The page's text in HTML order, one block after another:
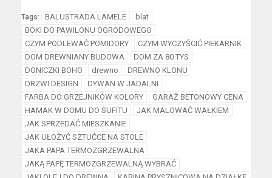
Tags: BALUSTRADA LAMELE
blat
BOKI DO PAWILONU OGRODOWEGO
CZYM PODLEWAĆ POMIDORY
CZYM WYCZYŚCIĆ PIEKARNIK
DOM DREWNIANY BUDOWA
DOM ZA 80 TYS
DONICZKI BOHO
drewno
DREWNO KLONU
DRZWI DESIGN
DYWAN W JADALNI
FARBA DO GRZEJNIKÓW KOLORY
GARAŻ BETONOWY CENA
HAMAK W DOMU DO SUFITU
JAK MALOWAĆ WAŁKIEM
JAK SPRZEDAĆ MIESZKANIE
JAK UŁOŻYĆ SZTUĆCE NA STOLE
JAKA PAPA TERMOZGRZEWALNA
JAKĄ PAPĘ TERMOZGRZEWALNĄ WYBRAĆ